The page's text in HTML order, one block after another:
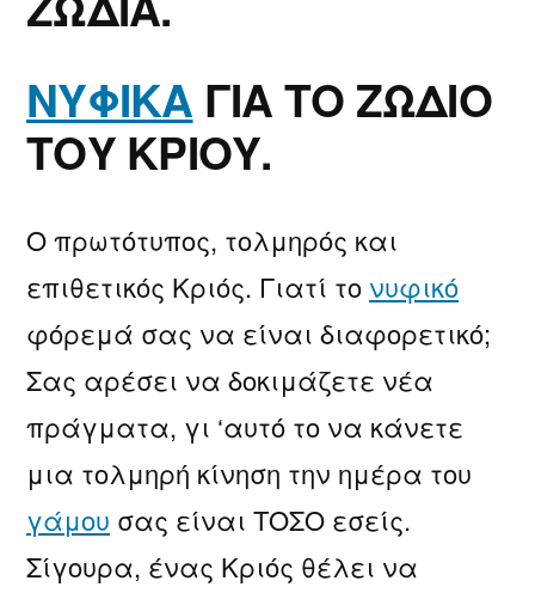
ΝΥΦΙΚΑ ΓΙΑ ΤΟ ΖΩΔΙΟ
ΤΟΥ ΚΡΙΟΥ.
Ο πρωτότυπος, τολμηρός και
επιθετικός Κριός. Γιατί το νυφικό
φόρεμά σας να είναι διαφορετικό;
Σας αρέσει να δοκιμάζετε νέα
πράγματα, γι ‘αυτό το να κάνετε
μια τολμηρή κίνηση την ημέρα του
γάμου σας είναι ΤΟΣΟ εσείς.
Σίγουρα, ένας Κριός θέλει να